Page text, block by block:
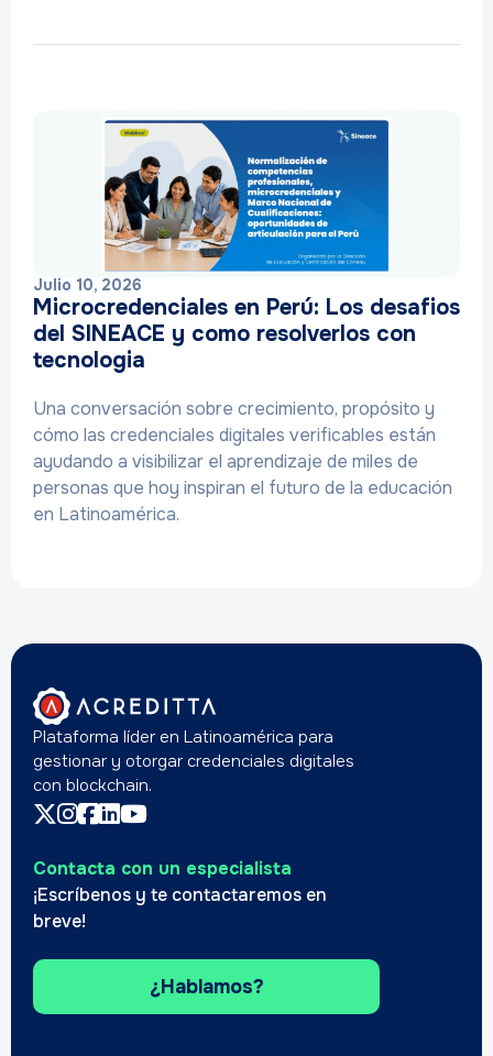
Julio 10, 2026
Microcredenciales en Perú: Los desafios
del SINEACE y como resolverlos con
tecnologia
Una conversación sobre crecimiento, propósito y
cómo las credenciales digitales verificables están
ayudando a visibilizar el aprendizaje de miles de
personas que hoy inspiran el futuro de la educación
en Latinoamérica.
Plataforma líder en Latinoamérica para
gestionar y otorgar credenciales digitales
con blockchain.
Contacta con un especialista
¡Escríbenos y te contactaremos en
breve!
¿Hablamos?